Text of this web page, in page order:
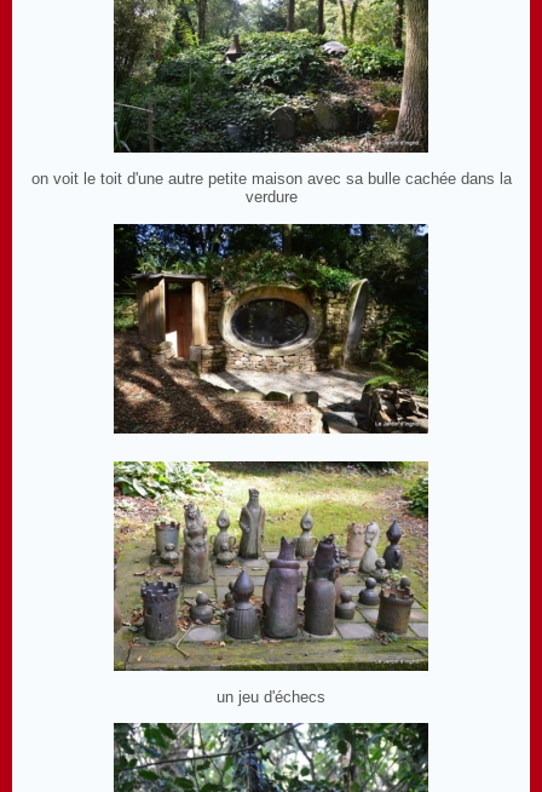
on voit le toit d'une autre petite maison avec sa bulle cachée dans la
verdure
un jeu d'échecs